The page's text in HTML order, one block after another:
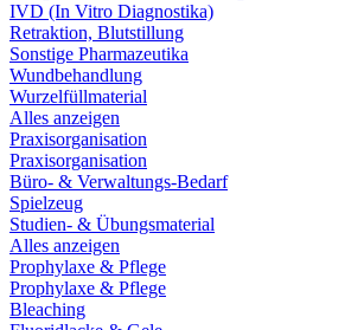
IVD (In Vitro Diagnostika)
Retraktion, Blutstillung
Sonstige Pharmazeutika
Wundbehandlung
Wurzelfüllmaterial
Alles anzeigen
Praxisorganisation
Praxisorganisation
Büro- & Verwaltungs-Bedarf
Spielzeug
Studien- & Übungsmaterial
Alles anzeigen
Prophylaxe & Pflege
Prophylaxe & Pflege
Bleaching